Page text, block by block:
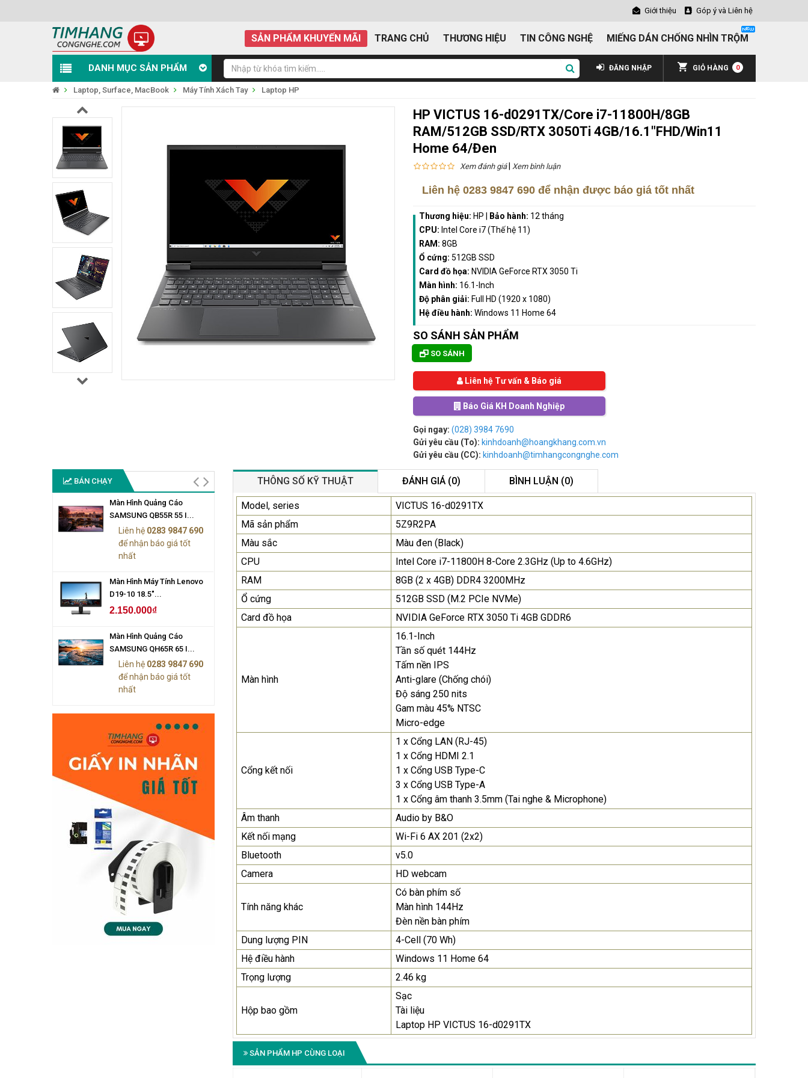
Giới thiệu Góp ý và Liên hệ
SẢN PHẨM KHUYẾN MÃI TRANG CHỦ THƯƠNG HIỆU TIN CÔNG NGHỆ MIẾNG DÁN CHỐNG NHÌN TRỘM
DANH MỤC SẢN PHẨM GIỎ HÀNG 0
ĐĂNG NHẬP
Laptop, Surface, MacBook Máy Tính Xách Tay Laptop HP
HP VICTUS 16-d0291TX/Core i7-11800H/8GB
RAM/512GB SSD/RTX 3050Ti 4GB/16.1"FHD/Win11
Home 64/Đen
Xem đánh giá| Xem bình luận
Liên hệ 0283 9847 690 để nhận được báo giá tốt nhất
Thương hiệu: HP Bảo hành: 12 tháng
CPU: Intel Core i7 (Thế hệ 11)
RAM: 8GB
Ổ cứng: 512GB SSD
Card đồ họa: NVIDIA GeForce RTX 3050 Ti
Màn hình: 16.1-Inch
Độ phân giải: Full HD (1920 x 1080)
Hệ điều hành: Windows 11 Home 64
SO SÁNH SẢN PHẨM
SO SÁNH
Liên hệ Tư vấn & Báo giá
Báo Giá KH Doanh Nghiệp
Gọi ngay: (028) 3984 7690
Gửi yêu cầu (To): kinhdoanh@hoangkhang.com.vn
Gửi yêu cầu (CC): kinhdoanh@timhangcongnghe.com
BÁN CHẠY
Màn Hình Quảng Cáo
SAMSUNG QB55R 55 I...
Liên hệ 0283 9847 690
để nhận báo giá tốt
nhất
Màn Hình Máy Tính Lenovo
D19-10 18.5"...
2.150.000₫
Màn Hình Quảng Cáo
SAMSUNG QH65R 65 I...
Liên hệ 0283 9847 690
để nhận báo giá tốt
nhất
Màn Hình Quảng Cáo
SAMSUNG QB55R 55 I...
để nhận báo giá tốt
nhất
Màn Hình Máy Tính Lenovo
D19-10 18.5"...
2.150.000₫
Màn Hình Quảng Cáo
SAMSUNG QH65R 65 I...
Liên hệ
để nhận báo giá tốt
nhất
THÔNG SỐ KỸ THUẬT ĐÁNH GIÁ (0) BÌNH LUẬN (0)
Model, series
VICTUS 16-d0291TX
Mã sản phẩm
5Z9R2PA
Màu sắc
Màu đen (Black)
CPU
Intel Core i7-11800H 8-Core 2.3GHz (Up to 4.6GHz)
RAM
8GB (2 x 4GB) DDR4 3200MHz
Ổ cứng
512GB SSD (M.2 PCIe NVMe)
Card đồ họa
NVIDIA GeForce RTX 3050 Ti 4GB GDDR6
Màn hình
16.1-Inch
Tần số quét 144Hz
Tấm nền IPS
Anti-glare (Chống chói)
Độ sáng 250 nits
Gam màu 45% NTSC
Micro-edge
Cổng kết nối
1 x Cổng LAN (RJ-45)
1 x Cổng HDMI 2.1
1 x Cổng USB Type-C
3 x Cổng USB Type-A
1 x Cổng âm thanh 3.5mm (Tai nghe & Microphone)
Âm thanh
Audio by B&O
Kết nối mạng
Wi-Fi 6 AX 201 (2x2)
Bluetooth
v5.0
Camera
HD webcam
Tính năng khác
Có bàn phím số
Màn hình 144Hz
Đèn nền bàn phím
Dung lượng PIN
4-Cell (70 Wh)
Hệ điều hành
Windows 11 Home 64
Trọng lượng
2.46 kg
Hộp bao gồm
Sạc
Tài liệu
Laptop HP VICTUS 16-d0291TX
SẢN PHẨM HP CÙNG LOẠI